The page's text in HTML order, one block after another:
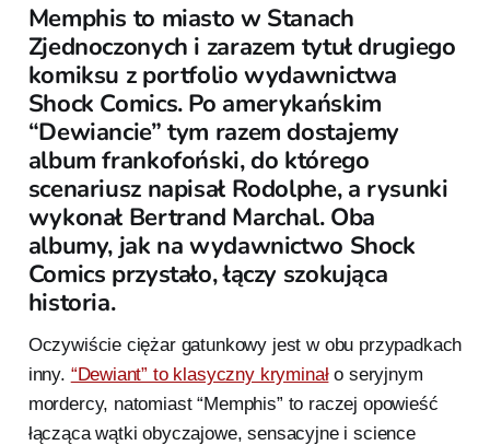
Memphis to miasto w Stanach
Zjednoczonych i zarazem tytuł drugiego
komiksu z portfolio wydawnictwa
Shock Comics. Po amerykańskim
“Dewiancie” tym razem dostajemy
album frankofoński, do którego
scenariusz napisał Rodolphe, a rysunki
wykonał Bertrand Marchal. Oba
albumy, jak na wydawnictwo Shock
Comics przystało, łączy szokująca
historia.
Oczywiście ciężar gatunkowy jest w obu przypadkach
inny. “Dewiant” to klasyczny kryminało seryjnym
mordercy, natomiast “Memphis” to raczej opowieść
łącząca wątki obyczajowe, sensacyjne i science